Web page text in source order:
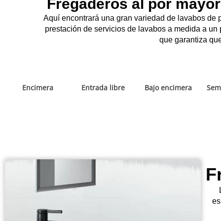
Fregaderos al por
Aquí encontrará una gran variedad de lavabos de
prestación de servicios de lavabos a medida a
que garantiza
Encimera Entrada libre Bajo encimera